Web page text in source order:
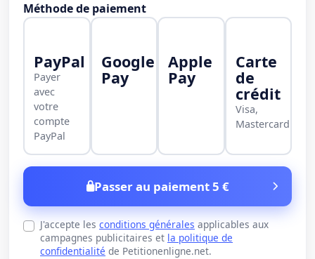
Méthode de paiement
PayPal
Payer
avec
votre
compte
PayPal
Google
Pay
Apple
Pay
Carte
de
crédit
Visa,
Mastercard
Passer au paiement 5 €
J'accepte les conditions générales applicables aux
campagnes publicitaires et la politique de
confidentialité de Petitionenligne.net.